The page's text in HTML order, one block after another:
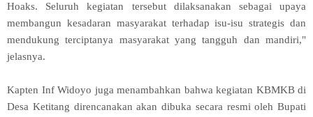
Hoaks. Seluruh kegiatan tersebut dilaksanakan sebagai upaya
membangun kesadaran masyarakat terhadap isu-isu strategis dan
mendukung terciptanya masyarakat yang tangguh dan mandiri,"
jelasnya.
Kapten Inf Widoyo juga menambahkan bahwa kegiatan KBMKB di
Desa Ketitang direncanakan akan dibuka secara resmi oleh Bupati